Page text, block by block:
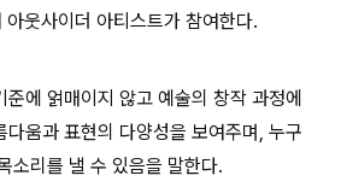
웃사이더 아티스트가 참여한다.
준에 얽매이지 않고 예술의 창작 과정에
다움과 표현의 다양성을 보여주며, 누구
소리를 낼 수 있음을 말한다.